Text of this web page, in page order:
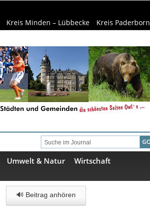
Kreis Minden – Lübbecke Kreis Paderborn
Umwelt & Natur
Wirtschaft
🔊 Beitrag anhören